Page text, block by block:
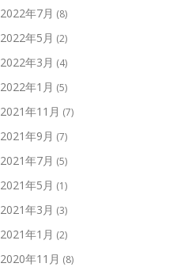
2022年7月 (8)
2022年5月 (2)
2022年3月 (4)
2022年1月 (5)
2021年11月 (7)
2021年9月 (7)
2021年7月 (5)
2021年5月 (1)
2021年3月 (3)
2021年1月 (2)
2020年11月 (8)